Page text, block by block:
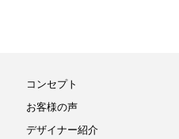
コンセプト
お客様の声
デザイナー紹介